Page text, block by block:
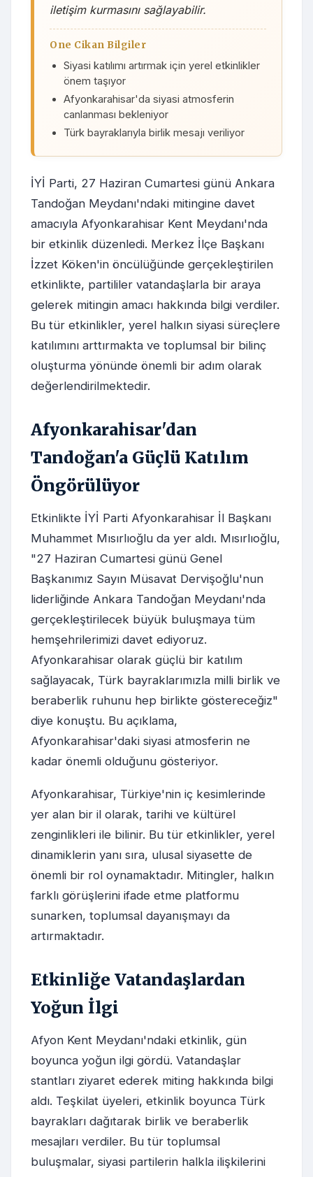
iletişim kurmasını sağlayabilir.
One Cikan Bilgiler
Siyasi katılımı artırmak için yerel etkinlikler
önem taşıyor
Afyonkarahisar'da siyasi atmosferin
canlanması bekleniyor
Türk bayraklarıyla birlik mesajı veriliyor
İYİ Parti, 27 Haziran Cumartesi günü Ankara
Tandoğan Meydanı'ndaki mitingine davet
amacıyla Afyonkarahisar Kent Meydanı'nda
bir etkinlik düzenledi. Merkez İlçe Başkanı
İzzet Köken'in öncülüğünde gerçekleştirilen
etkinlikte, partililer vatandaşlarla bir araya
gelerek mitingin amacı hakkında bilgi verdiler.
Bu tür etkinlikler, yerel halkın siyasi süreçlere
katılımını arttırmakta ve toplumsal bir bilinç
oluşturma yönünde önemli bir adım olarak
değerlendirilmektedir.
Afyonkarahisar'dan
Tandoğan'a Güçlü Katılım
Öngörülüyor
Etkinlikte İYİ Parti Afyonkarahisar İl Başkanı
Muhammet Mısırlıoğlu da yer aldı. Mısırlıoğlu,
"27 Haziran Cumartesi günü Genel
Başkanımız Sayın Müsavat Dervişoğlu'nun
liderliğinde Ankara Tandoğan Meydanı'nda
gerçekleştirilecek büyük buluşmaya tüm
hemşehrilerimizi davet ediyoruz.
Afyonkarahisar olarak güçlü bir katılım
sağlayacak, Türk bayraklarımızla milli birlik ve
beraberlik ruhunu hep birlikte göstereceğiz"
diye konuştu. Bu açıklama,
Afyonkarahisar'daki siyasi atmosferin ne
kadar önemli olduğunu gösteriyor.
Afyonkarahisar, Türkiye'nin iç kesimlerinde
yer alan bir il olarak, tarihi ve kültürel
zenginlikleri ile bilinir. Bu tür etkinlikler, yerel
dinamiklerin yanı sıra, ulusal siyasette de
önemli bir rol oynamaktadır. Mitingler, halkın
farklı görüşlerini ifade etme platformu
sunarken, toplumsal dayanışmayı da
artırmaktadır.
Etkinliğe Vatandaşlardan
Yoğun İlgi
Afyon Kent Meydanı'ndaki etkinlik, gün
boyunca yoğun ilgi gördü. Vatandaşlar
stantları ziyaret ederek miting hakkında bilgi
aldı. Teşkilat üyeleri, etkinlik boyunca Türk
bayrakları dağıtarak birlik ve beraberlik
mesajları verdiler. Bu tür toplumsal
buluşmalar, siyasi partilerin halkla ilişkilerini